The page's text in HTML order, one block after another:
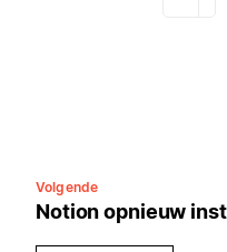
Volgende
Notion opnieuw